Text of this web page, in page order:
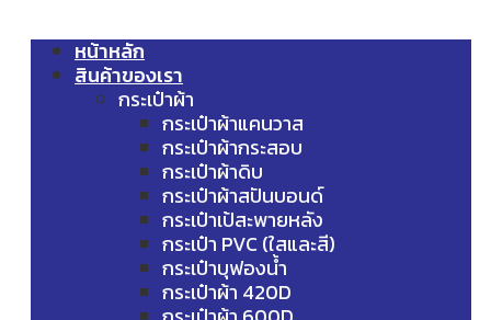
หน้าหลัก
สินค้าของเรา
กระเป๋าผ้า
กระเป๋าผ้าแคนวาส
กระเป๋าผ้ากระสอบ
กระเป๋าผ้าดิบ
กระเป๋าผ้าสปันบอนด์
กระเป๋าเป้สะพายหลัง
กระเป๋า PVC (ใสและสี)
กระเป๋าบุฟองน้ำ
กระเป๋าผ้า 420D